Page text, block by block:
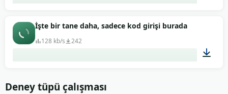
İşte bir tane daha, sadece kod girişi burada
128 kb/s 242
Deney tüpü çalışması